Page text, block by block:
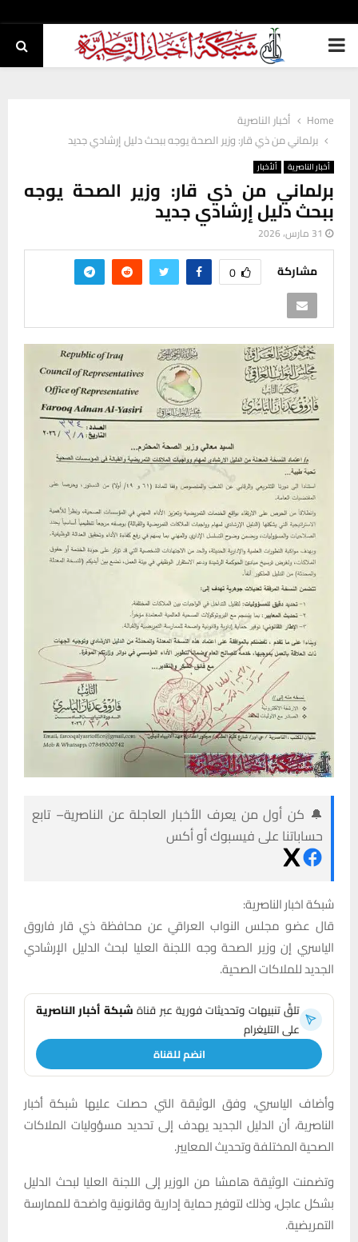
PRIMARY
Home
أخبار الناصرية
برلماني من ذي قار: وزير الصحة يوجه ببحث دليل إرشادي جديد
أخبار الناصرية ألأخبار
برلماني من ذي قار: وزير الصحة يوجه
ببحث دليل إرشادي جديد
31 مارس، 2026
مشاركة 0
🔔 كن أول من يعرف الأخبار العاجلة عن الناصرية– تابع
حساباتنا على فيسبوك أو أكس
شبكة اخبار الناصرية:
قال عضو مجلس النواب العراقي عن محافظة ذي قار فاروق
الياسري إن وزير الصحة وجه اللجنة العليا لبحث الدليل الإرشادي
الجديد للملاكات الصحية.
تلقَّ تنبيهات وتحديثات فورية عبر قناةشبكة أخبار الناصرية
على التليغرام
انضم للقناة
وأضاف الياسري، وفق الوثيقة التي حصلت عليها شبكة أخبار
الناصرية، أن الدليل الجديد يهدف إلى تحديد مسؤوليات الملاكات
الصحية المختلفة وتحديث المعايير.
وتضمنت الوثيقة هامشا من الوزير إلى اللجنة العليا لبحث الدليل
بشكل عاجل، وذلك لتوفير حماية إدارية وقانونية واضحة للممارسة
التمريضية.